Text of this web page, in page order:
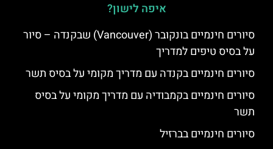
איפה לישון?
סיורים חינמיים בונקובר (Vancouver) שבקנדה – סיור
על בסיס טיפים למדריך
סיורים חינמיים בקנדה עם מדריך מקומי על בסיס תשר
סיורים חינמיים בקמבודיה עם מדריך מקומי על בסיס
תשר
סיורים חינמיים בברזיל